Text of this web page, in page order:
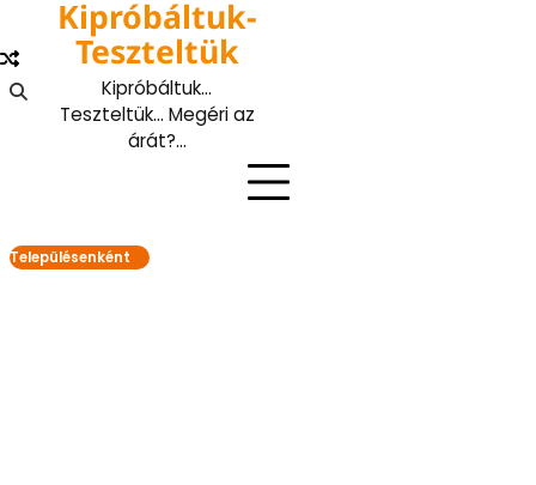
content
Kipróbáltuk-
Teszteltük
Kipróbáltuk…
Teszteltük… Megéri az
árát?…
Településenként